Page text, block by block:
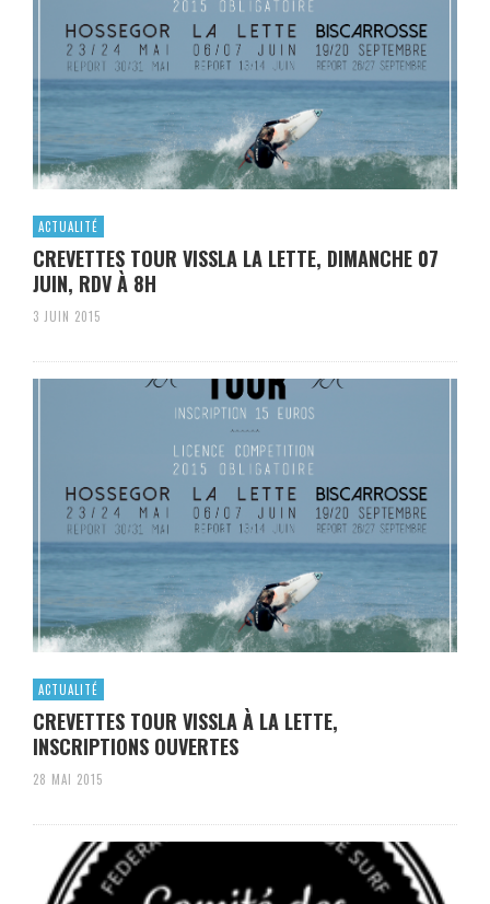
ACTUALITÉ
CREVETTES TOUR VISSLA LA LETTE, DIMANCHE 07
JUIN, RDV À 8H
3 JUIN 2015
ACTUALITÉ
CREVETTES TOUR VISSLA À LA LETTE,
INSCRIPTIONS OUVERTES
28 MAI 2015